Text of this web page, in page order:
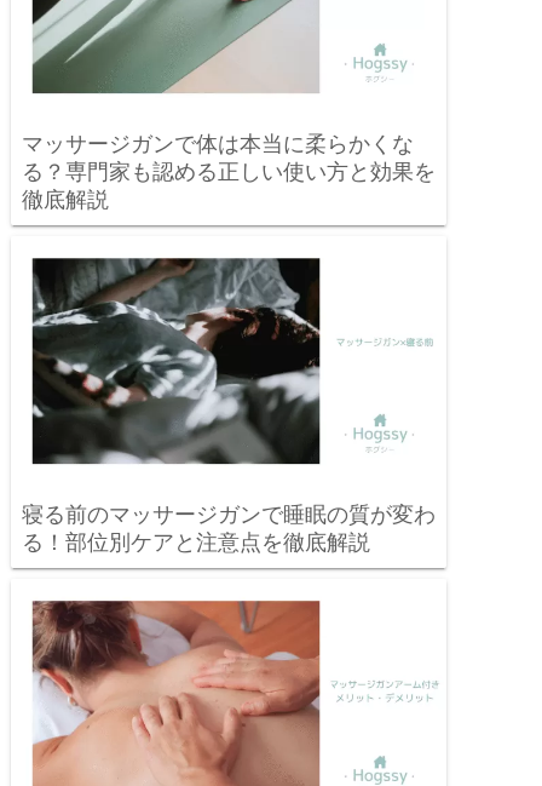
マッサージガンで体は本当に柔らかくな
る？専門家も認める正しい使い方と効果を
徹底解説
寝る前のマッサージガンで睡眠の質が変わ
る！部位別ケアと注意点を徹底解説